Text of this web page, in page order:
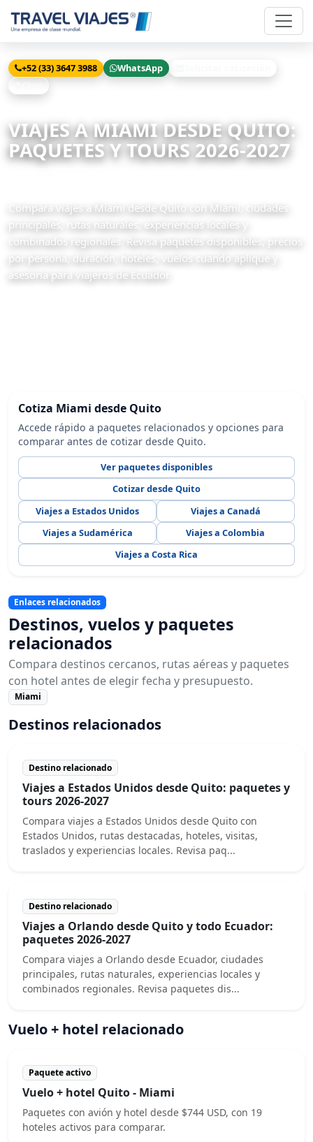
+52 (33) 3647 3988 WhatsApp
VIAJES A MIAMI DESDE QUITO:
PAQUETES Y TOURS 2026-2027
Compara viajes a Miami desde Quito con Miami, ciudades
principales, rutas naturales, experiencias locales y
combinados regionales. Revisa paquetes disponibles, precios
por persona, duración, hoteles, vuelos cuando aplique y
asesoría para viajeros de Ecuador.
Cotiza Miami desde Quito
Accede rápido a paquetes relacionados y opciones para
comparar antes de cotizar desde Quito.
Ver paquetes disponibles
Cotizar desde Quito
Viajes a Estados Unidos
Viajes a Canadá
Viajes a Sudamérica
Viajes a Colombia
Viajes a Costa Rica
Enlaces relacionados
Destinos, vuelos y paquetes
relacionados
Compara destinos cercanos, rutas aéreas y paquetes
con hotel antes de elegir fecha y presupuesto.
Miami
Destinos relacionados
Destino relacionado
Viajes a Estados Unidos desde Quito: paquetes y
tours 2026-2027
Compara viajes a Estados Unidos desde Quito con
Estados Unidos, rutas destacadas, hoteles, visitas,
traslados y experiencias locales. Revisa paq...
Destino relacionado
Viajes a Orlando desde Quito y todo Ecuador:
paquetes 2026-2027
Compara viajes a Orlando desde Ecuador, ciudades
principales, rutas naturales, experiencias locales y
combinados regionales. Revisa paquetes dis...
Vuelo + hotel relacionado
Paquete activo
Vuelo + hotel Quito - Miami
Paquetes con avión y hotel desde $744 USD, con 19
hoteles activos para comparar.